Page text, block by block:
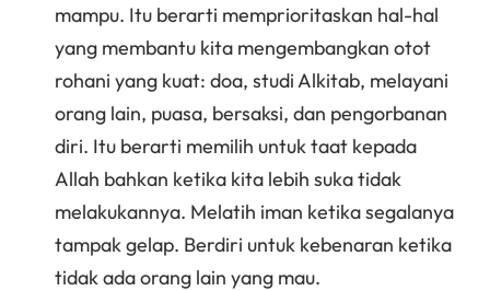
mampu. Itu berarti memprioritaskan hal-hal
yang membantu kita mengembangkan otot
rohani yang kuat: doa, studi Alkitab, melayani
orang lain, puasa, bersaksi, dan pengorbanan
diri. Itu berarti memilih untuk taat kepada
Allah bahkan ketika kita lebih suka tidak
melakukannya. Melatih iman ketika segalanya
tampak gelap. Berdiri untuk kebenaran ketika
tidak ada orang lain yang mau.